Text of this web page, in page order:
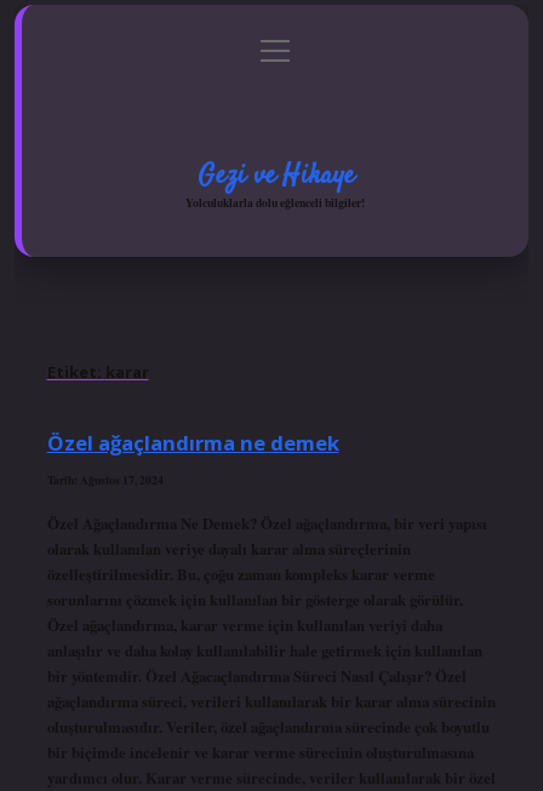
Gizlilik Politikası
menüyü
aç
Gezi ve Hikaye
Yolculuklarla dolu eğlenceli bilgiler!
Etiket: karar
Özel ağaçlandırma ne demek
Tarih: Ağustos 17, 2024
Özel Ağaçlandırma Ne Demek? Özel ağaçlandırma, bir veri yapısı
olarak kullanılan veriye dayalı karar alma süreçlerinin
özelleştirilmesidir. Bu, çoğu zaman kompleks karar verme
sorunlarını çözmek için kullanılan bir gösterge olarak görülür.
Özel ağaçlandırma, karar verme için kullanılan veriyi daha
anlaşılır ve daha kolay kullanılabilir hale getirmek için kullanılan
bir yöntemdir. Özel Ağacaçlandırma Süreci Nasıl Çalışır? Özel
ağaçlandırma süreci, verileri kullanılarak bir karar alma sürecinin
oluşturulmasıdır. Veriler, özel ağaçlandırma sürecinde çok boyutlu
bir biçimde incelenir ve karar verme sürecinin oluşturulmasına
yardımcı olur. Karar verme sürecinde, veriler kullanılarak bir özel